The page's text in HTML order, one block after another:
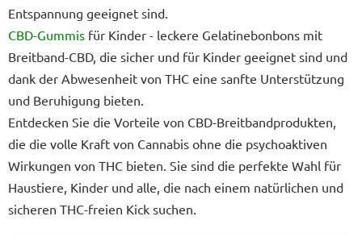
Entspannung geeignet sind.
CBD-Gummis für Kinder - leckere Gelatinebonbons mit
Breitband-CBD, die sicher und für Kinder geeignet sind und
dank der Abwesenheit von THC eine sanfte Unterstützung
und Beruhigung bieten.
Entdecken Sie die Vorteile von CBD-Breitbandprodukten,
die die volle Kraft von Cannabis ohne die psychoaktiven
Wirkungen von THC bieten. Sie sind die perfekte Wahl für
Haustiere, Kinder und alle, die nach einem natürlichen und
sicheren THC-freien Kick suchen.